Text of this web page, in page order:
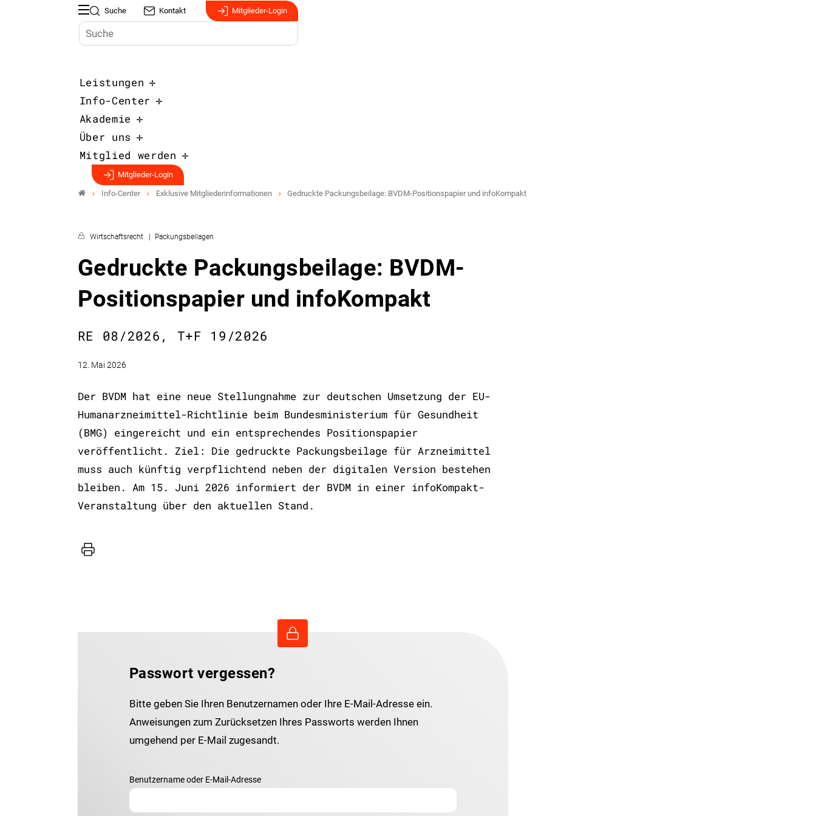
Suche Kontakt Mitglieder-Login
Leistungen
Info-Center
Akademie
Über uns
Mitglied werden
Mitglieder-Login
Info-Center Exklusive Mitgliederinformationen Gedruckte Packungsbeilage: BVDM-Positionspapier und infoKompakt
Wirtschaftsrecht Packungsbeilagen
Gedruckte Packungsbeilage: BVDM-
Positionspapier und infoKompakt
RE 08/2026, T+F 19/2026
12. Mai 2026
Der BVDM hat eine neue Stellungnahme zur deutschen Umsetzung der EU-
Humanarzneimittel-Richtlinie beim Bundesministerium für Gesundheit
(BMG) eingereicht und ein entsprechendes Positionspapier
veröffentlicht. Ziel: Die gedruckte Packungsbeilage für Arzneimittel
muss auch künftig verpflichtend neben der digitalen Version bestehen
bleiben. Am 15. Juni 2026 informiert der BVDM in einer infoKompakt-
Veranstaltung über den aktuellen Stand.
Drucker
Passwort vergessen?
Bitte geben Sie Ihren Benutzernamen oder Ihre E-Mail-Adresse ein.
Anweisungen zum Zurücksetzen Ihres Passworts werden Ihnen
umgehend per E-Mail zugesandt.
Benutzername oder E-Mail-Adresse